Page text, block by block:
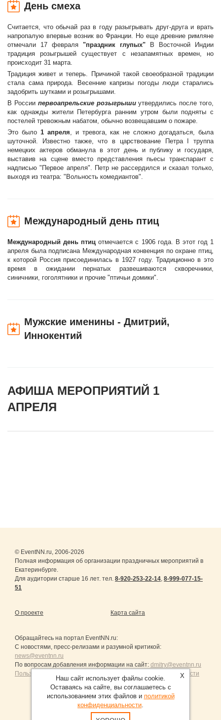
День смеха
Считается, что обычай раз в году разыгрывать друг-друга и врать
напропалую впервые возник во Франции. Но еще древние римляне
отмечали 17 февраля "праздник глупых" В Восточной Индии
традиция розыгрышей существует с незапамятных времен, но
происходит 31 марта.
Традиция живет и теперь. Причиной такой своеобразной традиции
стала сама природа. Весенние капризы погоды люди старались
задобрить шутками и розыгрышами.
В России первоапрельские розыгрышиутвердились после того,
как однажды жители Петербурга ранним утром были подняты с
постелей тревожным набатом, обычно возвещавшим о пожаре.
Это было 1 апреля, и тревога, как не сложно догадаться, была
шуточной. Известно также, что в царствование Петра I труппа
немецких актеров обманула в этот день и публику и государя,
выставив на сцене вместо представления пьесы транспарант с
надписью "Первое апреля". Петр не рассердился и сказал только,
выходя из театра: "Вольность комедиантов".
Международный день птиц
Международный день птиц отмечается с 1906 года. В этот год 1
апреля была подписана Международная конвенция по охране птиц,
к которой Россия присоединилась в 1927 году. Традиционно в это
время в ожидании пернатых развешиваются скворечники,
синичники, гоголятники и прочие "птичьи домики".
Мужские именины - Дмитрий,
Иннокентий
АФИША МЕРОПРИЯТИЙ 1
АПРЕЛЯ
© EventNN.ru, 2006-2026
Полная информация об организации праздничных мероприятий в
Екатеринбурге.
Для аудитории старше 16 лет. тел. 8-920-253-22-14, 8-999-077-15-
51
О проекте Карта сайта
Обращайтесь на портал EventNN.ru:
С новостями, пресс-релизами и разумной критикой:
news@eventnn.ru
По вопросам добавления информации на сайт: dmitry@eventnn.ru
Пользовательское Соглашение и политика конфиденциальности
Продвижение сайтов Санкт-Петербург
X
Наш сайт использует файлы cookie.
Оставаясь на сайте, вы соглашаетесь с
использованием этих файлов и политикой
конфиденциальности.